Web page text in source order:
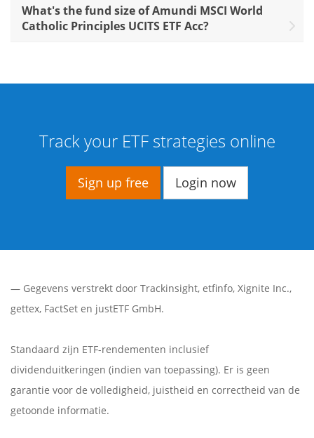
What's the fund size of Amundi MSCI World
Catholic Principles UCITS ETF Acc?
Track your ETF strategies online
Sign up free Login now
— Gegevens verstrekt door Trackinsight, etfinfo, Xignite Inc.,
gettex, FactSet en justETF GmbH.
Standaard zijn ETF-rendementen inclusief
dividenduitkeringen (indien van toepassing). Er is geen
garantie voor de volledigheid, juistheid en correctheid van de
getoonde informatie.